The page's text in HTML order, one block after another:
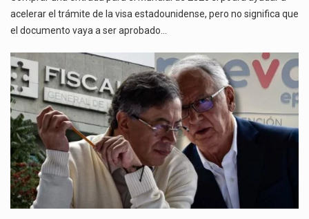
acelerar el trámite de la visa estadounidense, pero no significa que
el documento vaya a ser aprobado…